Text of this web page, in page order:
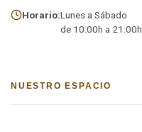
Horario:Lunes a Sábado
de 10:00h a 21:00h
NUESTRO ESPACIO